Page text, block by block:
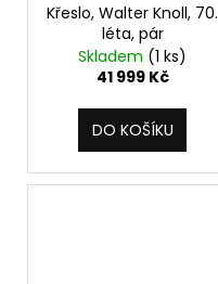
Křeslo, Walter Knoll, 70.
léta, pár
Skladem (1 ks)
41 999 Kč
DO KOŠÍKU